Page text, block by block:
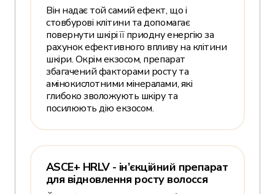
Він надає той самий ефект, що і
стовбурові клітини та допомагає
повернути шкірі її приодну енергію за
рахунок ефективного впливу на клітини
шкіри. Окрім екзосом, препарат
збагачений факторами росту та
амінокислотними мінералами, які
глибоко зволожують шкіру та
посилюють дію екзосом.
ASCE+ HRLV - ін’єкційний препарат
для відновлення росту волосся